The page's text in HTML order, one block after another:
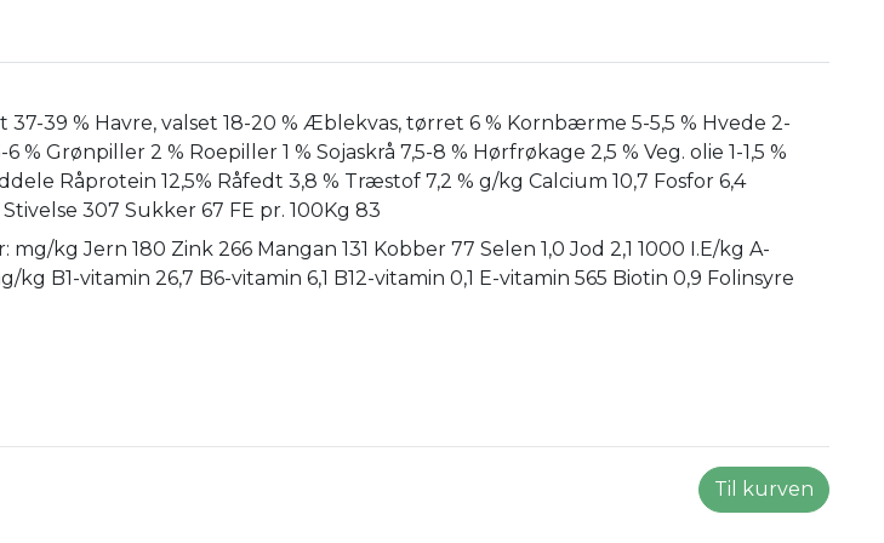
39 % Havre, valset 18-20 % Æblekvas, tørret 6 % Kornbærme 5-5,5 % Hvede 2-
% Grønpiller 2 % Roepiller 1 % Sojaskrå 7,5-8 % Hørfrøkage 2,5 % Veg. olie 1-1,5 %
Råprotein 12,5% Råfedt 3,8 % Træstof 7,2 % g/kg Calcium 10,7 Fosfor 6,4
307 Sukker 67 FE pr. 100Kg 83
kg Jern 180 Zink 266 Mangan 131 Kobber 77 Selen 1,0 Jod 2,1 1000 I.E/kg A-
kg B1-vitamin 26,7 B6-vitamin 6,1 B12-vitamin 0,1 E-vitamin 565 Biotin 0,9 Folinsyre
Til kurven